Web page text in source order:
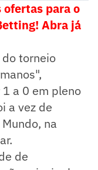
ofertas para o
Abra já
torneio
a 0 em pleno
a vez de
na
de